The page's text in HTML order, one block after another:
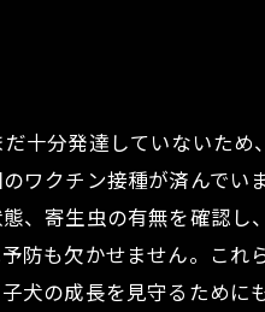
十分発達していないため
ワクチン接種が済んでい
、寄生虫の有無を確認し
防も欠かせません。これ
犬の成長を見守るために